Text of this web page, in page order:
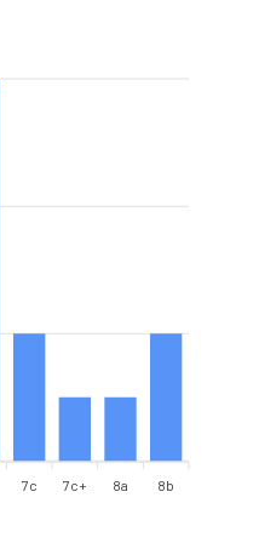
7c 7c+ 8a 8b